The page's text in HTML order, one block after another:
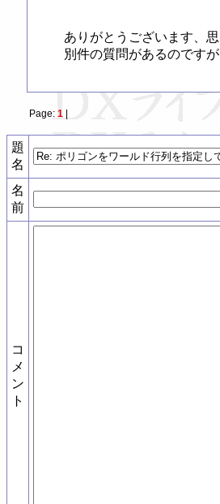
ありがとうございます、
別件の質問があるのです
Page: 1|
題
名
名
前
コ
メ
ン
ト